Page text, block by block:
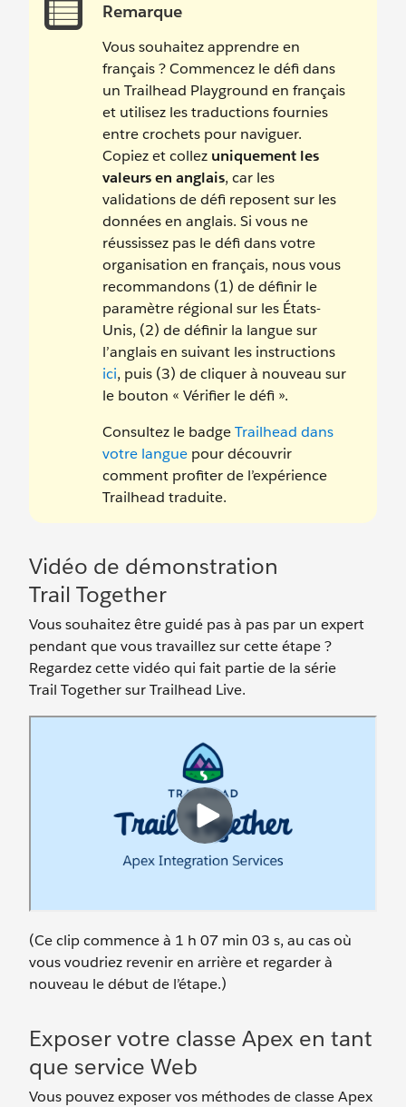
Remarque
Vous souhaitez apprendre en
français ? Commencez le défi dans
un Trailhead Playground en français
et utilisez les traductions fournies
entre crochets pour naviguer.
Copiez et collez uniquement les
valeurs en anglais, car les
validations de défi reposent sur les
données en anglais. Si vous ne
réussissez pas le défi dans votre
organisation en français, nous vous
recommandons (1) de définir le
paramètre régional sur les États-
Unis, (2) de définir la langue sur
l’anglais en suivant les instructions
ici, puis (3) de cliquer à nouveau sur
le bouton « Vérifier le défi ».
Consultez le badgeTrailhead dans
votre langue pour découvrir
comment profiter de l’expérience
Trailhead traduite.
Vidéo de démonstration
Trail Together
Vous souhaitez être guidé pas à pas par un expert
pendant que vous travaillez sur cette étape ?
Regardez cette vidéo qui fait partie de la série
Trail Together sur Trailhead Live.
(Ce clip commence à 1 h 07 min 03 s, au cas où
vous voudriez revenir en arrière et regarder à
nouveau le début de l’étape.)
Exposer votre classe Apex en tant
que service Web
Vous pouvez exposer vos méthodes de classe Apex